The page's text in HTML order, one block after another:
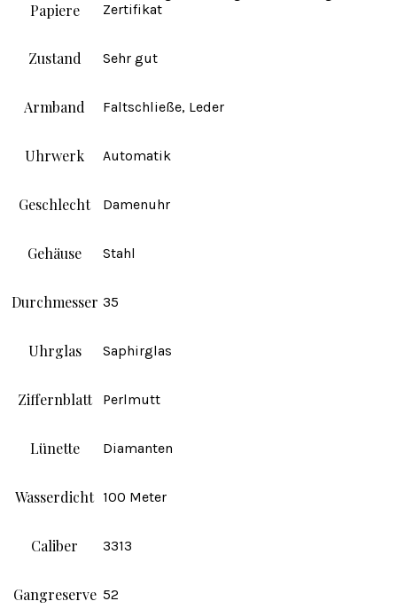
Papiere
Zertifikat
Zustand Sehr gut
Armband Faltschließe, Leder
Uhrwerk Automatik
Geschlecht Damenuhr
Gehäuse Stahl
Durchmesser 35
Uhrglas Saphirglas
Ziffernblatt Perlmutt
Lünette Diamanten
Wasserdicht 100 Meter
Caliber 3313
Gangreserve 52